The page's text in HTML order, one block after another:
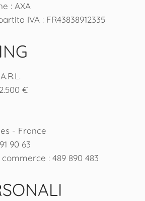
: AXA
IVA : FR43838912335
€
- France
90 63
: 489 890 483